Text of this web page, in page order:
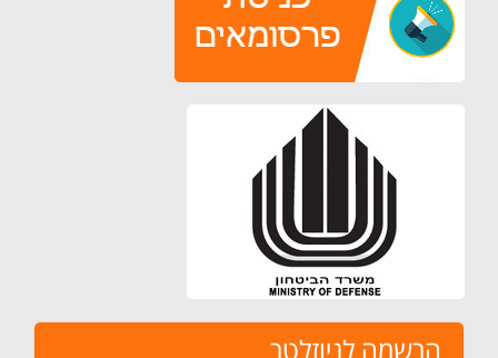
הרשמה לניוזלטר